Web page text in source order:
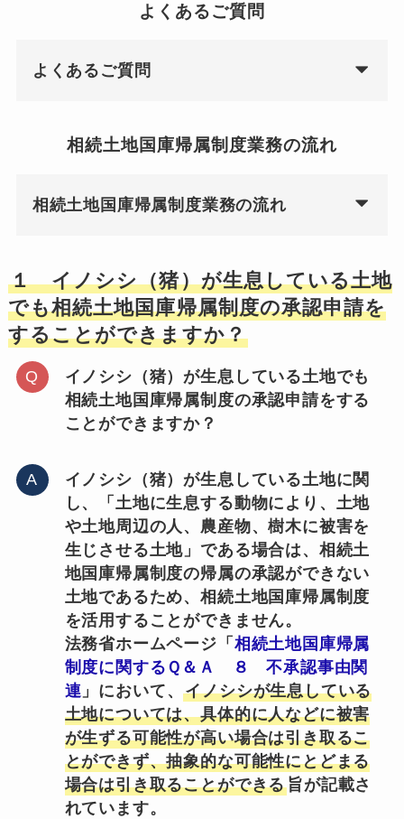
よくあるご質問
よくあるご質問
相続土地国庫帰属制度業務の流れ
相続土地国庫帰属制度業務の流れ
１ イノシシ（猪）が生息している土地
でも相続土地国庫帰属制度の承認申請を
することができますか？
イノシシ（猪）が生息している土地でも
相続土地国庫帰属制度の承認申請をする
ことができますか？
イノシシ（猪）が生息している土地に関
し、「土地に生息する動物により、土地
や土地周辺の人、農産物、樹木に被害を
生じさせる土地」である場合は、相続土
地国庫帰属制度の帰属の承認ができない
土地であるため、相続土地国庫帰属制度
を活用することができません。
法務省ホームページ「 相続土地国庫帰属
制度に関するＱ＆Ａ ８ 不承認事由関
連 」において、イノシシが生息している
土地については、具体的に人などに被害
が生ずる可能性が高い場合は引き取るこ
とができず、抽象的な可能性にとどまる
場合は引き取ることができる旨が記載さ
れています。